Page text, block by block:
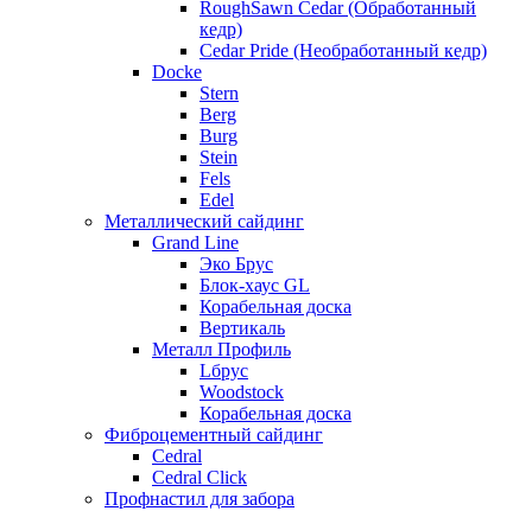
RoughSawn Cedar (Обработанный
кедр)
Cedar Pride (Необработанный кедр)
Docke
Stern
Berg
Burg
Stein
Fels
Edel
Металлический сайдинг
Grand Line
Эко Брус
Блок-хаус GL
Корабельная доска
Вертикаль
Металл Профиль
Lбрус
Woodstock
Корабельная доска
Фиброцементный сайдинг
Cedral
Cedral Click
Профнастил для забора